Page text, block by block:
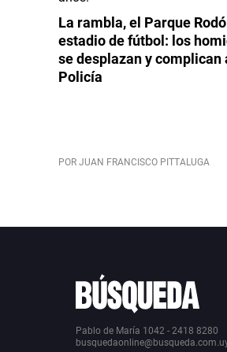
La rambla, el Parque
estadio de fútbol: los
se desplazan y complican
Policía
POR JUAN FRANCISCO PITTALUGA
Pablo de María 1042 - 2418 8280